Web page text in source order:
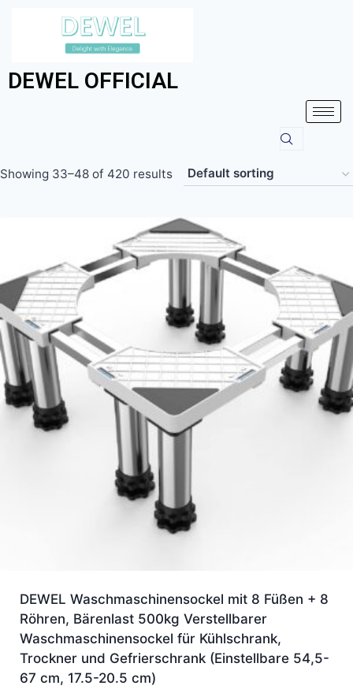
DEWEL OFFICIAL
Showing 33–48 of 420 results
DEWEL Waschmaschinensockel mit 8 Füßen + 8
Röhren, Bärenlast 500kg Verstellbarer
Waschmaschinensockel für Kühlschrank,
Trockner und Gefrierschrank (Einstellbare 54,5-
67 cm, 17.5-20.5 cm)